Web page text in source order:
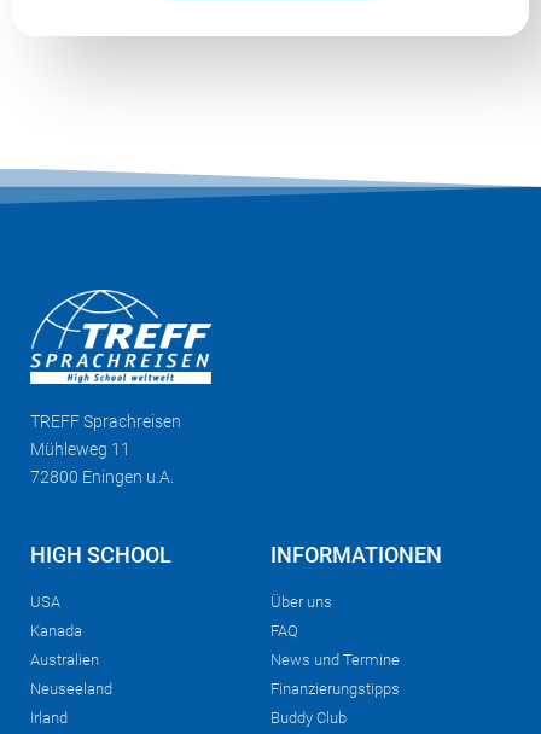
TREFFSprachreisen
Mühleweg 11
72800 Eningen u.A.
HIGH SCHOOL
USA
Kanada
Australien
Neuseeland
Irland
INFORMATIONEN
Über uns
FAQ
News und Termine
Finanzierungstipps
Buddy Club